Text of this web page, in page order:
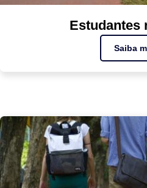
Estudantes
Saiba